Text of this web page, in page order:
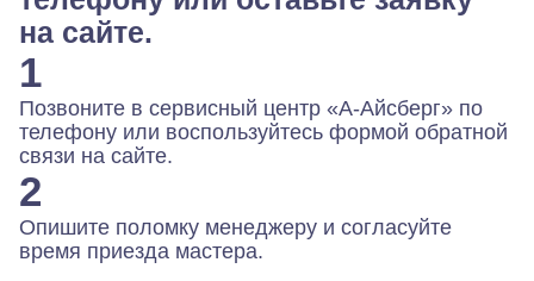
на сайте.
1
Позвоните в сервисный центр «А-Айсберг» по
телефону или воспользуйтесь формой обратной
связи на сайте.
2
Опишите поломку менеджеру и согласуйте
время приезда мастера.